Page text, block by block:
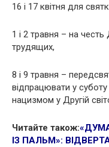
16 і 17 квітня для
1 і 2 травня – на
трудящих,
8 і 9 травня –
відпрацювати у
нацизмом у Другій
Читайте також:
ІЗ ПАЛЬМ»: